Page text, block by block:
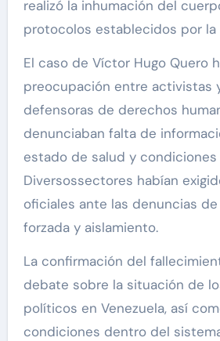
realizó la inhumación del
protocolos establecidos por la
El caso de Víctor Hugo Quero
preocupación entre activistas
defensoras de derechos
denunciaban falta de
estado de salud y
Diversossectores habían
oficiales ante las denuncias
forzada y aislamiento.
La confirmación del
debate sobre la situación de
políticos en Venezuela,así
condiciones dentro del